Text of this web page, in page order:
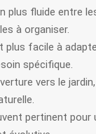
plus fluide entre
à organiser.
plus facile à
spécifique.
vers le
pertinent pour